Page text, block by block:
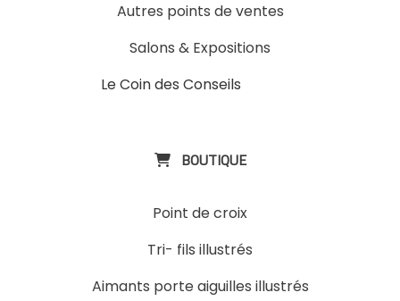
Autres points de ventes
Salons & Expositions
Le Coin des Conseils
 BOUTIQUE
Point de croix
Tri- fils illustrés
Aimants porte aiguilles illustrés